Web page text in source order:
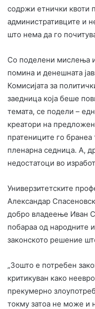
содржи етнички квоти
административците и
што нема да го
Со поделени мислења
помина и денешната
Комисијата за
заедница која беше
темата, се подели –
креатори на
пратениците го бранеа
пленарна седница. А,
недостатоци во
Универзитетските
Александар
добро владеење Иван
побараа од народните
законското решение
„Зошто е потребен
критикуван како
прекумерно
токму затоа не може и